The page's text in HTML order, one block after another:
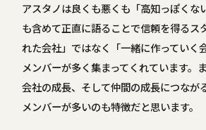
アスタノは良くも悪くも「高知っぽくな
も含めて正直に語ることで信頼を得るス
れた会社」ではなく「一緒に作っていく
メンバーが多く集まってくれています。
会社の成長、そして仲間の成長につなが
メンバーが多いのも特徴だと思います。